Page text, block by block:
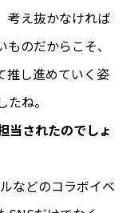
考え抜かなければ
のだからこそ、
推し進めていく姿
ね。
当されたのでしょ
などのコラボイベ